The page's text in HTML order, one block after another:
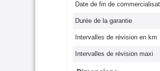
Date de fin de
Durée de la garantie
Intervalles de révision en km
Intervalles de révision maxi